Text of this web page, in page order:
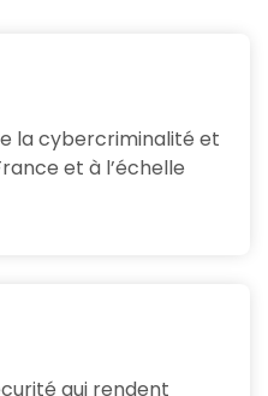
la cybercriminalité et
et à l’échelle
qui rendent